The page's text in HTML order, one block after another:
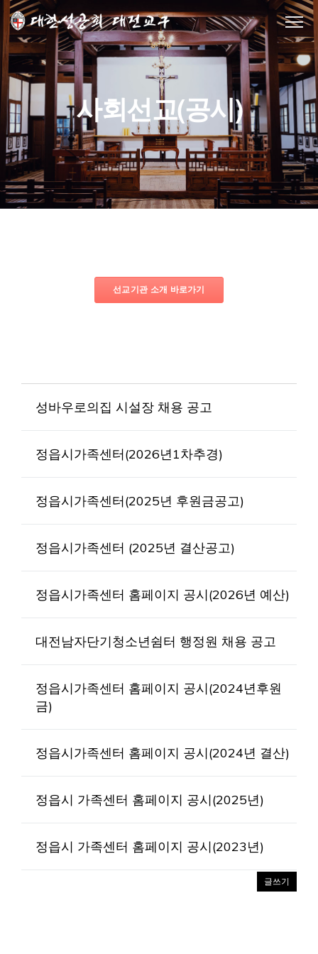
사회선교(공시)
선교기관 소개 바로가기
성바우로의집 시설장 채용 공고
정읍시가족센터(2026년1차추경)
정읍시가족센터(2025년 후원금공고)
정읍시가족센터 (2025년 결산공고)
정읍시가족센터 홈페이지 공시(2026년 예산)
대전남자단기청소년쉼터 행정원 채용 공고
정읍시가족센터 홈페이지 공시(2024년후원
금)
정읍시가족센터 홈페이지 공시(2024년 결산)
정읍시 가족센터 홈페이지 공시(2025년)
정읍시 가족센터 홈페이지 공시(2023년)
글쓰기